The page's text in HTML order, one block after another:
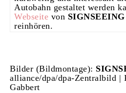
Autobahn gestaltet werden
Webseite von SIGNSEEING
reinhören.
Bilder (Bildmontage):
alliance/dpa/dpa-Zentralbild |
Gabbert